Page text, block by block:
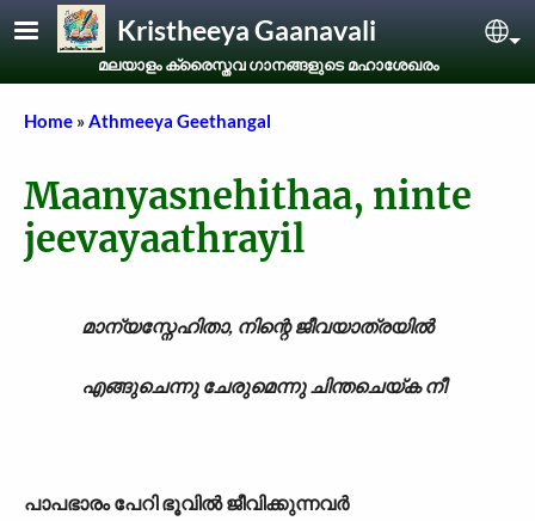
Skip to main contentKristheeya Gaanavali
മലയാളം ക്രൈസ്തവ ഗാനങ്ങളുടെ മഹാശേഖരം
Breadcrumb
Home Athmeeya Geethangal
Maanyasnehithaa, ninte
jeevayaathrayil
മാന്യസ്നേഹിതാ, നിന്റെ ജീവയാത്രയിൽ
എങ്ങുചെന്നു ചേരുമെന്നു ചിന്തചെയ്ക നീ
പാപഭാരം പേറി ഭൂവിൽ ജീവിക്കുന്നവർ